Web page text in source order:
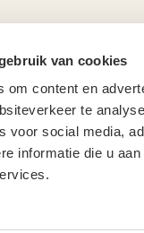
van cookies
om content en
te
voor social media,
informatie die u